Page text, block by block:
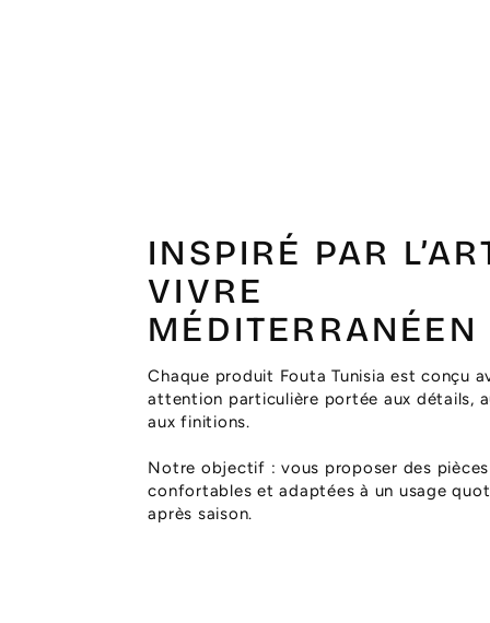
INSPIRÉ PAR
VIVRE
MÉDITERRANÉEN
Chaque produit Fouta Tunisia est conçu
attention particulière portée aux détails,
aux finitions.
Notre objectif : vous proposer des
confortables et adaptées à un usage
après saison.